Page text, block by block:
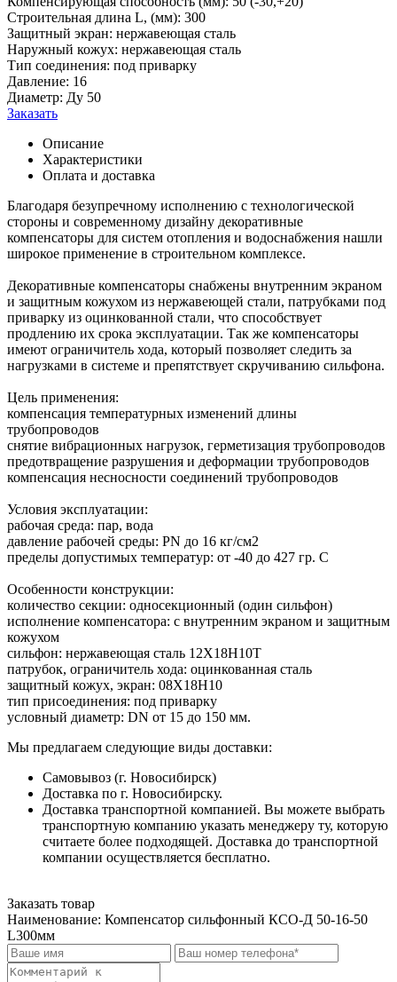
Строительная длина L, (мм): 300
Защитный экран: нержавеющая сталь
Наружный кожух: нержавеющая сталь
Тип соединения: под приварку
Давление: 16
Диаметр: Ду 50
Заказать
Описание
Характеристики
Оплата и доставка
Благодаря безупречному исполнению с технологической
стороны и современному дизайну декоративные
компенсаторы для систем отопления и водоснабжения нашли
широкое применение в строительном комплексе.
Декоративные компенсаторы снабжены внутренним экраном
и защитным кожухом из нержавеющей стали, патрубками под
приварку из оцинкованной стали, что способствует
продлению их срока эксплуатации. Так же компенсаторы
имеют ограничитель хода, который позволяет следить за
нагрузками в системе и препятствует скручиванию сильфона.
Цель применения:
компенсация температурных изменений длины
трубопроводов
снятие вибрационных нагрузок, герметизация трубопроводов
предотвращение разрушения и деформации трубопроводов
компенсация несносности соединений трубопроводов
Условия эксплуатации:
рабочая среда: пар, вода
давление рабочей среды: PN до 16 кг/см2
пределы допустимых температур: от -40 до 427 гр. С
Особенности конструкции:
количество секции: односекционный (один сильфон)
исполнение компенсатора: с внутренним экраном и защитным
кожухом
сильфон: нержавеющая сталь 12Х18Н10Т
патрубок, ограничитель хода: оцинкованная сталь
защитный кожух, экран: 08Х18Н10
тип присоединения: под приварку
условный диаметр: DN от 15 до 150 мм.
Мы предлагаем следующие виды доставки:
Самовывоз (г. Новосибирск)
Доставка по г. Новосибирску.
Доставка транспортной компанией. Вы можете выбрать
транспортную компанию указать менеджеру ту, которую
считаете более подходящей. Доставка до транспортной
компании осуществляется бесплатно.
Заказать товар
Наименование: Компенсатор сильфонный КСО-Д 50-16-50
L300мм